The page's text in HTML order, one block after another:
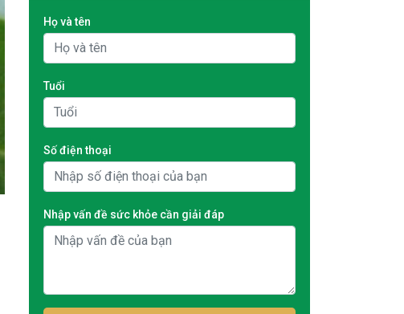
Họ và tên
Tuổi
Số điện thoại
Nhập vấn đề sức khỏe cần giải đáp